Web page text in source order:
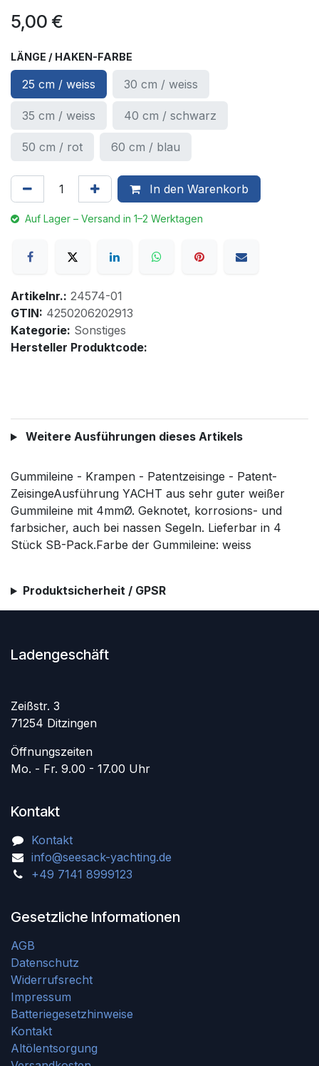
5,00 €
LÄNGE / HAKEN-FARBE
25 cm / weiss 30 cm / weiss
35 cm / weiss 40 cm / schwarz
50 cm / rot 60 cm / blau
In den Warenkorb
Auf Lager – Versand in 1–2 Werktagen
Artikelnr.: 24574-01
GTIN: 4250206202913
Kategorie: Sonstiges
Hersteller Produktcode:
Weitere Ausführungen dieses Artikels
Gummileine - Krampen - Patentzeisinge - Patent-
ZeisingeAusführung YACHT aus sehr guter weißer
Gummileine mit 4mmØ. Geknotet, korrosions- und
farbsicher, auch bei nassen Segeln. Lieferbar in 4
Stück SB-Pack.Farbe der Gummileine: weiss
Produktsicherheit / GPSR
Ladengeschäft
Zeißstr. 3
71254 Ditzingen
Öffnungszeiten
Mo. - Fr. 9.00 - 17.00 Uhr
Kontakt
Kontakt
info@seesack-yachting.de
+49 7141 8999123
Gesetzliche Informationen
AGB
Datenschutz
Widerrufsrecht
Impressum
Batteriegesetzhinweise
Kontakt
Altölentsorgung